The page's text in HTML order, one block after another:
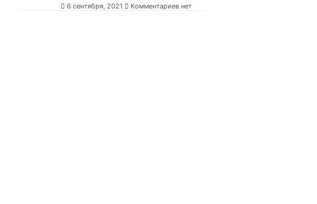
6 сентября, 2021 Комментариев нет